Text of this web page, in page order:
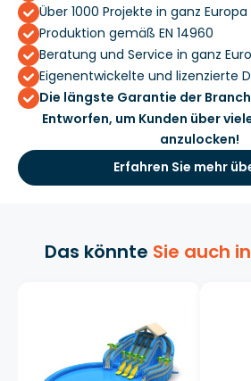
Über 1000 Projekte in ganz Europa
Produktion gemäß EN 14960
Beratung und Service in ganz
Eigenentwickelte und lizenzierte
Die längste Garantie der
Entworfen, um Kunden über
anzulocken!
Erfahren Sie mehr
Das könnte Sie auch